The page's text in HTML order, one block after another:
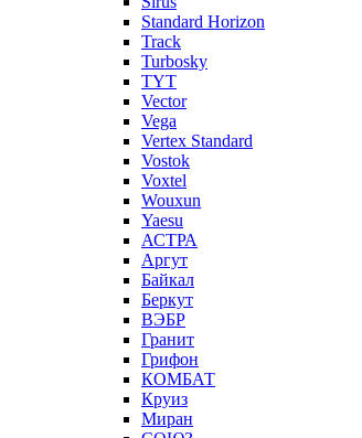
Standard Horizon
Track
Turbosky
TYT
Vector
Vega
Vertex Standard
Vostok
Voxtel
Wouxun
Yaesu
АСТРА
Аргут
Байкал
Беркут
ВЭБР
Гранит
Грифон
КОМБАТ
Круиз
Миран